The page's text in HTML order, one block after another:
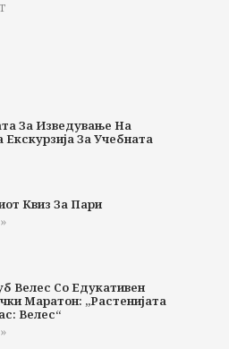
За Изведување На
За Учебната
Квиз За Пари
Велес Со Едукативен
Маратон: „Растенијата
Велес“